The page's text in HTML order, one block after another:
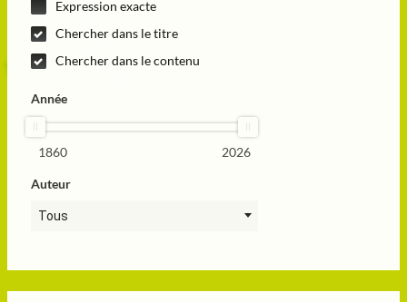
Expression exacte
Chercher dans le titre
Chercher dans le contenu
Année
1860 2026
Auteur
Tous